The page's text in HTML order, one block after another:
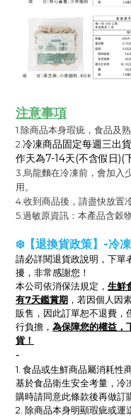
注意事項
1.除商品本身瑕疵，食品及
2.冷凍商品固定每週三出
作天為7-14天(不含假日)(
3.烏龍麵在冷凍前，會加入
用。
4.收到商品後，請盡快放置
5.過敏原資訊：本產品含穀物
❄️【退換貨政策】-冷
請必詳閱退貨政說明，下單
擾，非常感謝您！
本公司依消保法規定， 生鮮
有7天鑑賞期 ， 若因個人因
販售，因此訂單恕不退費，
行負擔， 為保障您的權益，
貨！
-
1. 食品或生鮮商品屬消耗性
基於食品衛生安全考量，冷
購時請同意此條款後再做訂
2. 除商品本身明顯瑕疵或